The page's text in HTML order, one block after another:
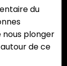
du
nous plonger
de ce